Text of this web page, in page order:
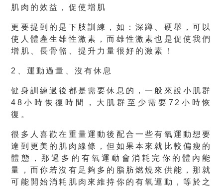
肌肉的效益，促使增肌
更要提到的是下肢訓練，如：深蹲、硬舉，可以
使人體產生雄性激素，而雄性激素也是促使我們
增肌、長骨骼、提升力量很好的激素！
2、運動過量、沒有休息
健身訓練過後都是需要休息的，一般來說小肌群
48小時恢復時間，大肌群至少需要72小時恢
復。
很多人喜歡在重量運動後配合一些有氧運動想要
達到更美的肌肉線條，但如果本來就比較偏瘦的
體態，那過多的有氧運動會消耗完你的體內能
量，而你若沒有足夠多的脂肪燃燒來供能，那就
可能開始消耗肌肉來維持你的有氧運動，等於之